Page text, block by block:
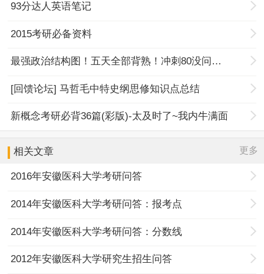
93分达人英语笔记
2015考研必备资料
最强政治结构图！五天全部背熟！冲刺80没问题！
[回馈论坛] 马哲毛中特史纲思修知识点总结
新概念考研必背36篇(彩版)-太及时了~我内牛满面
相关文章 更多
2016年安徽医科大学考研问答
2014年安徽医科大学考研问答：报考点
2014年安徽医科大学考研问答：分数线
2012年安徽医科大学研究生招生问答